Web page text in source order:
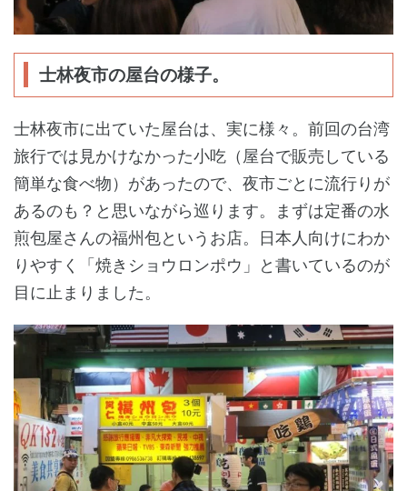
士林夜市の屋台の様子。
士林夜市に出ていた屋台は、実に様々。前回の台湾
旅行では見かけなかった小吃（屋台で販売している
簡単な食べ物）があったので、夜市ごとに流行りが
あるのも？と思いながら巡ります。まずは定番の水
煎包屋さんの福州包というお店。日本人向けにわか
りやすく「焼きショウロンポウ」と書いているのが
目に止まりました。